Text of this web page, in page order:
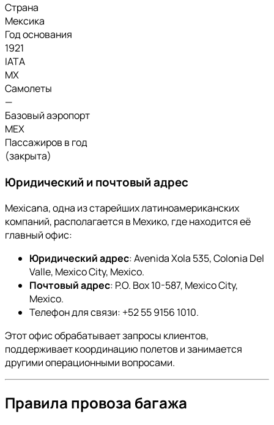
Страна
Мексика
Год основания
1921
IATA
MX
Самолеты
—
Базовый аэропорт
MEX
Пассажиров в год
(закрыта)
Юридический и почтовый адрес
Mexicana, одна из старейших латиноамериканских
компаний, располагается в Мехико, где находится её
главный офис:
Юридический адрес: Avenida Xola 535, Colonia Del
Valle, Mexico City, Mexico.
Почтовый адрес: P.O. Box 10-587, Mexico City,
Mexico.
Телефон для связи: +52 55 9156 1010.
Этот офис обрабатывает запросы клиентов,
поддерживает координацию полетов и занимается
другими операционными вопросами.
Правила провоза багажа